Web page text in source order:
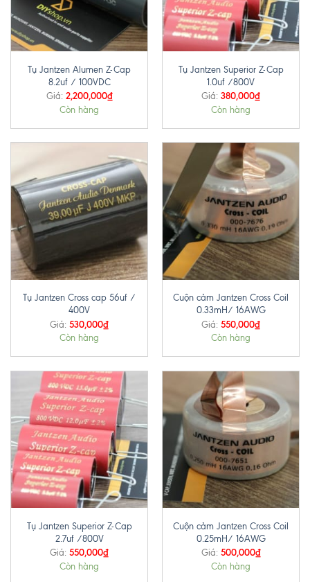
Tụ Jantzen Alumen Z-Cap
8.2uf / 100VDC
Giá: 2,200,000₫
Còn hàng
Tụ Jantzen Superior Z-Cap
1.0uf /800V
Giá: 380,000₫
Còn hàng
Tụ Jantzen Cross cap 56uf /
400V
Giá: 530,000₫
Còn hàng
Cuộn cảm Jantzen Cross Coil
0.33mH/ 16AWG
Giá: 550,000₫
Còn hàng
Tụ Jantzen Superior Z-Cap
2.7uf /800V
Giá: 550,000₫
Còn hàng
Cuộn cảm Jantzen Cross Coil
0.25mH/ 16AWG
Giá: 500,000₫
Còn hàng